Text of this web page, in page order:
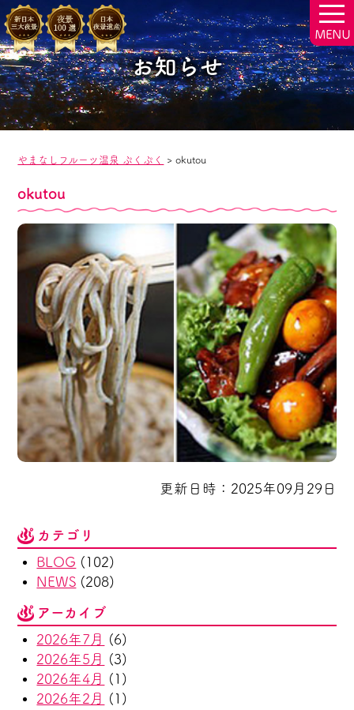
お知らせ
やまなしフルーツ温泉 ぷくぷく >okutou
okutou
更新日時：2025年09月29日
カテゴリ
BLOG (102)
NEWS (208)
アーカイブ
2026年7月
(6)
2026年5月
(3)
2026年4月
(1)
2026年2月
(1)